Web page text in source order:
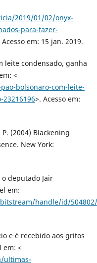
2019/01/02/onyx-
para-fazer-
Acesso em: 15 jan. 2019.
leite condensado, ganha
<
bolsonaro-com-leite-
>. Acesso em:
P. (2004) Blackening
New York:
deputado Jair
em:
handle/id/
e é recebido aos gritos
em: <
ultimas-